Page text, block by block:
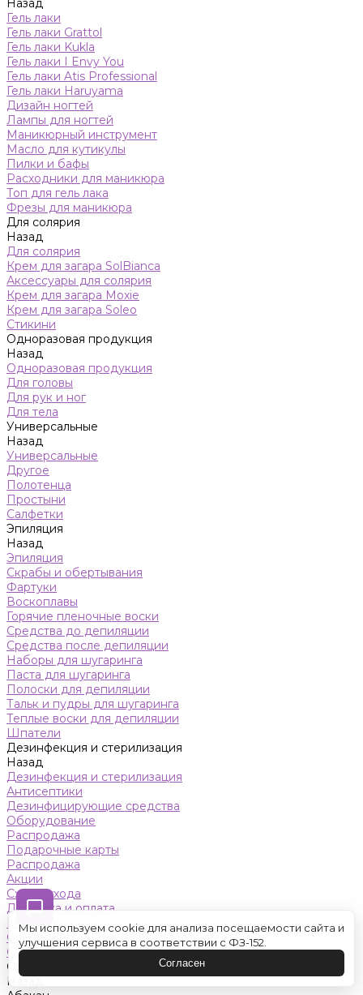
Назад
Гель лаки
Гель лаки Grattol
Гель лаки Kukla
Гель лаки I Envy You
Гель лаки Atis Professional
Гель лаки Haruyama
Дизайн ногтей
Лампы для ногтей
Маникюрный инструмент
Масло для кутикулы
Пилки и бафы
Расходники для маникюра
Топ для гель лака
Фрезы для маникюра
Для солярия
Назад
Для солярия
Крем для загара SolBianca
Аксессуары для солярия
Крем для загара Moxie
Крем для загара Soleo
Стикини
Одноразовая продукция
Назад
Одноразовая продукция
Для головы
Для рук и ног
Для тела
Универсальные
Назад
Универсальные
Другое
Полотенца
Простыни
Салфетки
Эпиляция
Назад
Эпиляция
Скрабы и обертывания
Фартуки
Воскоплавы
Горячие пленочные воски
Средства до депиляции
Средства после депиляции
Наборы для шугаринга
Паста для шугаринга
Полоски для депиляции
Тальк и пудры для шугаринга
Теплые воски для депиляции
Шпатели
Дезинфекция и стерилизация
Назад
Дезинфекция и стерилизация
Антисептики
Дезинфицирующие средства
Оборудование
Распродажа
Подарочные карты
Распродажа
Акции
Схемы ухода
Доставка и оплата
Контакты
Обучение
Салон красоты
Оренбург
Назад
Мы используем cookie для анализа посещаемости сайта и
улучшения сервиса в соответствии с ФЗ-152.
Согласен